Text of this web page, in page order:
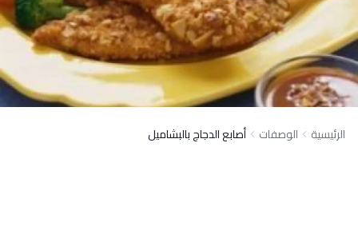
الرئيسية الوصفات أصابع الدجاج بالبشاميل